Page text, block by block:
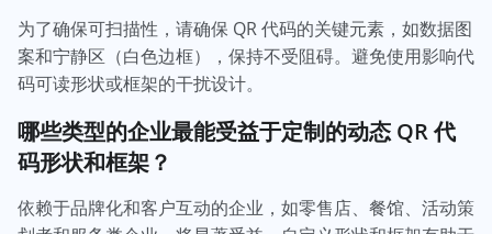
为了确保可扫描性，请确保 QR 代码的关键元素，如数据图
案和宁静区（白色边框），保持不受阻碍。避免使用影响代
码可读形状或框架的干扰设计。
哪些类型的企业最能受益于定制的动态 QR 代
码形状和框架？
依赖于品牌化和客户互动的企业，如零售店、餐馆、活动策